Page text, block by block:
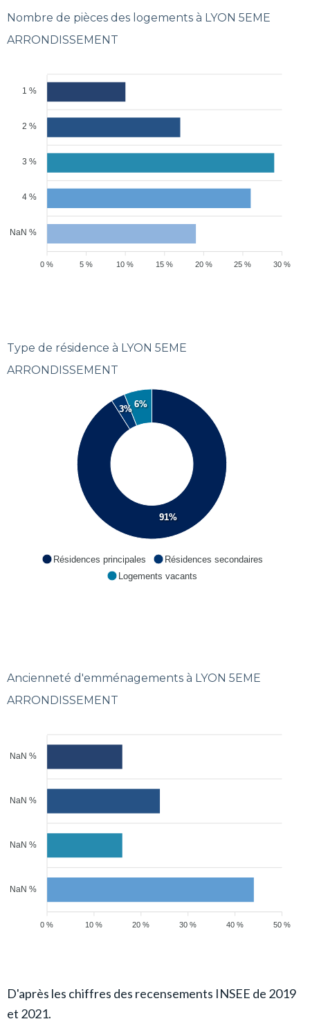
Nombre de pièces des logements à LYON 5EME
ARRONDISSEMENT
1 %
2 %
3 %
4 %
NaN %
30 %
25 %
20 %
15 %
10 %
5 %
0 %
Type de résidence à LYON 5EME
ARRONDISSEMENT
91%
3%
6%
Résidences principales
Résidences secondaires
Logements vacants
Ancienneté d'emménagements à LYON 5EME
ARRONDISSEMENT
NaN %
NaN %
NaN %
NaN %
50 %
40 %
30 %
20 %
10 %
0 %
D'après les chiffres des recensements INSEE de 2019
et 2021.